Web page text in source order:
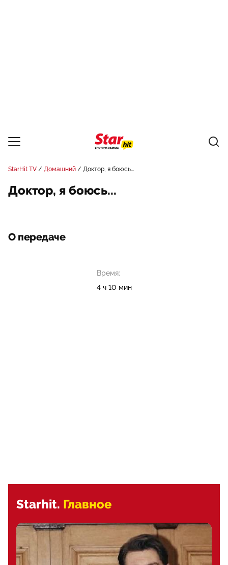
StarHit TV Домашний Доктор, я боюсь...
Доктор, я боюсь...
О передаче
Время:
4 ч 10 мин
Starhit. Главное